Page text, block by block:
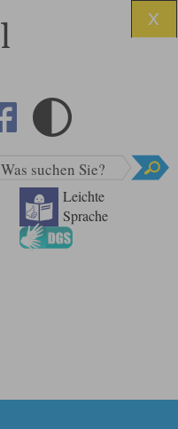
Leichte
Sprache
Was suchen Sie?